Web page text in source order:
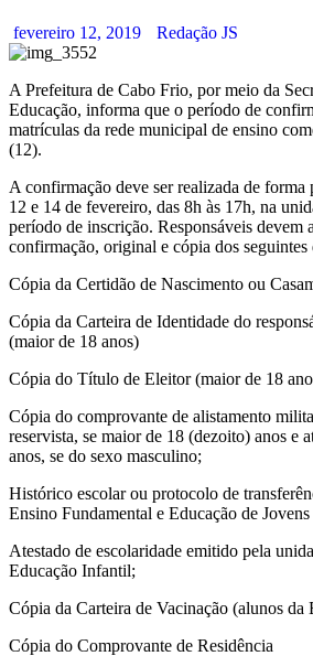
fevereiro 12, 2019 Redação JS
A Prefeitura de Cabo Frio, por meio da
Educação, informa que o período de
matrículas da rede municipal de ensino
(12).
A confirmação deve ser realizada de forma
12 e 14 de fevereiro, das 8h às 17h, na
período de inscrição. Responsáveis devem
confirmação, original e cópia dos seguintes
Cópia da Certidão de Nascimento ou
Cópia da Carteira de Identidade do
(maior de 18 anos)
Cópia do Título de Eleitor (maior de 18
Cópia do comprovante de alistamento
reservista, se maior de 18 (dezoito) anos e
anos, se do sexo masculino;
Histórico escolar ou protocolo de
Ensino Fundamental e Educação de
Atestado de escolaridade emitido pela
Educação Infantil;
Cópia da Carteira de Vacinação (alunos
Cópia do Comprovante de Residência